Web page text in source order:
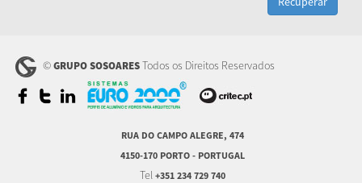
©GRUPO SOSOARESTodos os Direitos Reservados
RUA DO CAMPO ALEGRE, 474
4150-170 PORTO - PORTUGAL
Tel +351 234 729 740